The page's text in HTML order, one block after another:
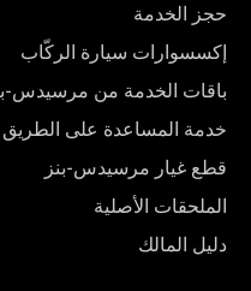
حجز الخدمة
إكسسوارات سيارة الركّاب
باقات الخدمة من مرسيدس-
خدمة المساعدة على الطريق
قطع غيار مرسيدس-بنز
الملحقات الأصلية
دليل المالك